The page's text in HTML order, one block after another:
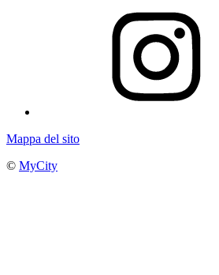
Mappa del sito
© MyCity